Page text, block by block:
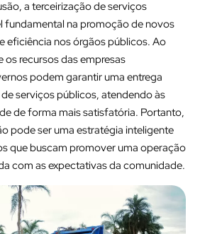
a terceirização de serviços
fundamental na promoção de novos
eficiência nos órgãos públicos. Ao
os recursos das empresas
podem garantir uma entrega
serviços públicos, atendendo às
de forma mais satisfatória. Portanto,
pode ser uma estratégia inteligente
que buscam promover uma operação
com as expectativas da comunidade.